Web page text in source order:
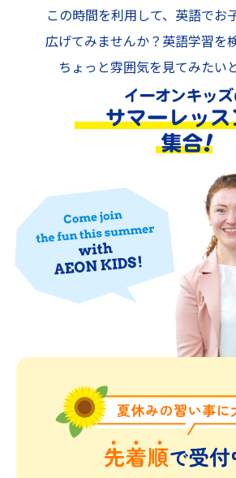
この時間を利用して、英語でお
広げてみませんか？ 英語学習を
ちょっと雰囲気を見てみたい